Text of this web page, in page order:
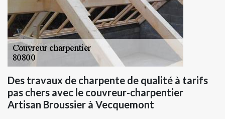
Des travaux de charpente de qualité à tarifs
pas chers avec le couvreur-charpentier
Artisan Broussier à Vecquemont